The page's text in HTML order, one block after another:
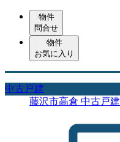
物件
問合せ
物件
お気に入り
中古戸建
藤沢市高倉 中古戸建